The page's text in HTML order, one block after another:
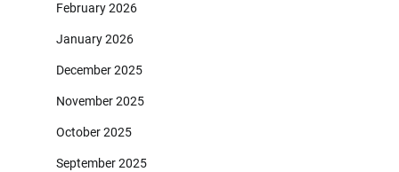
February 2026
January 2026
December 2025
November 2025
October 2025
September 2025